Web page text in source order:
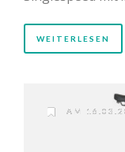
WEITERLESEN
AM